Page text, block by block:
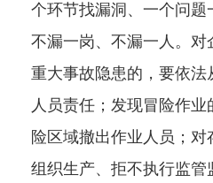
个环节找漏洞、一个问题
不漏一岗、不漏一人。
重大事故隐患的，要依法
人员责任；发现冒险作
险区域撤出作业人员；
组织生产、拒不执行监管